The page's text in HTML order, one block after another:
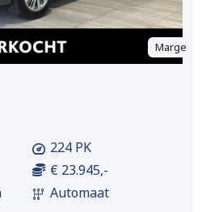
Marge
224 PK
€ 23.945,-
Automaat